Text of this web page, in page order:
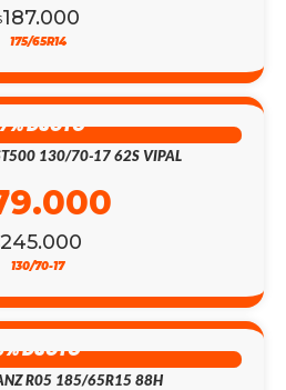
187.000
175/65R14
DSCTO
130/70-17 62S VIPAL
245.000
130/70-17
DSCTO
R05 185/65R15 88H